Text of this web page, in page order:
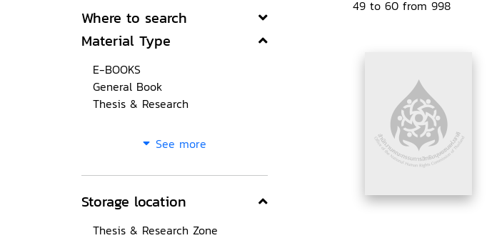
Where to search
Material Type
E-BOOKS
General Book
Thesis & Research
See more
Storage location
Thesis & Research Zone
49 to 60 from 998